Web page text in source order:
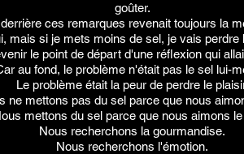
goûter.
ces remarques revenait toujours la
mais si je mets moins de sel, je vais perdre
le point de départ d'une réflexion qui
au fond, le problème n'était pas le sel lui-
Le problème était la peur de perdre le
ne mettons pas du sel parce que nous
mettons du sel parce que nous aimons le
Nous recherchons la gourmandise.
Nous recherchons l'émotion.